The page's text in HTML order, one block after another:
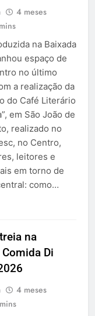
4 meses
na Baixada
espaço de
no último
a realização da
do Café Literário
em São João de
realizado no
no Centro,
leitores e
em torno de
como…
na
Di
4 meses